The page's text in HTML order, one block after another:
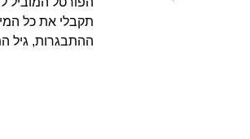
תקבלי את כל
ההתבגרות, גיל